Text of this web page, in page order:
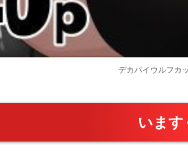
デカパイウルフカ
います